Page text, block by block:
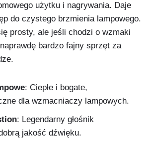
użytku i nagrywania. Daje
do czystego brzmienia lampowego.
prosty, ale jeśli chodzi o wzmaki
bardzo fajny sprzęt za
: Ciepłe i bogate,
dla wzmacniaczy lampowych.
: Legendarny głośnik
jakość dźwięku.